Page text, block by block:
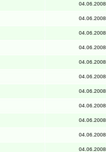
04.06.2008
04.06.2008
04.06.2008
04.06.2008
04.06.2008
04.06.2008
04.06.2008
04.06.2008
04.06.2008
04.06.2008
04.06.2008